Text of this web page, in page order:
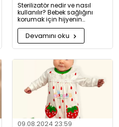
Sterilizatör nedir ve nasıl
kullanılır? Bebek sağlığını
korumak için hijyenin
önemini keşfedin. Buharlı ve
UV sterilizatörlerle mikroplara
karşı tam koruma!
Devamını oku
09.08.2024 23:59